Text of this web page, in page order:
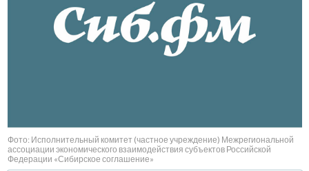
Фото: Исполнительный комитет (частное учреждение) Межрегиональной
ассоциации экономического взаимодействия субъектов Российской
Федерации «Сибирское соглашение»